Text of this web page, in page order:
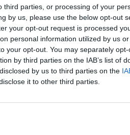
parties, or processing of your
by us, please use the below opt-out
your opt-out request is processed
personal information utilized by us
your opt-out. You may separately
by third parties on the IAB’s list of
by us to third parties on the
it to other third parties.